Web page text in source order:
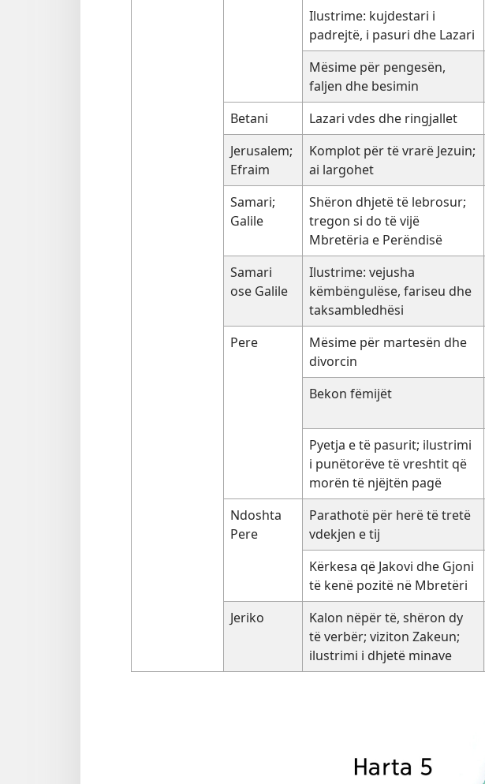
Ilustrime: kujdestari i
padrejtë, i pasuri dhe Lazari
Mësime për pengesën,
faljen dhe besimin
Betani Lazari vdes dhe ringjallet
Jerusalem;
Efraim
Komplot për të vrarë Jezuin;
ai largohet
Samari;
Galile
Shëron dhjetë të lebrosur;
tregon si do të vijë
Mbretëria e Perëndisë
Samari
ose Galile
Ilustrime: vejusha
këmbëngulëse, fariseu dhe
taksambledhësi
Pere
Mësime për martesën dhe
divorcin
Bekon fëmijët
Pyetja e të pasurit; ilustrimi
i punëtorëve të vreshtit që
morën të njëjtën pagë
Ndoshta
Pere
Parathotë për herë të tretë
vdekjen e tij
Kërkesa që Jakovi dhe Gjoni
të kenë pozitë në Mbretëri
Jeriko
Kalon nëpër të, shëron dy
të verbër; viziton Zakeun;
ilustrimi i dhjetë minave